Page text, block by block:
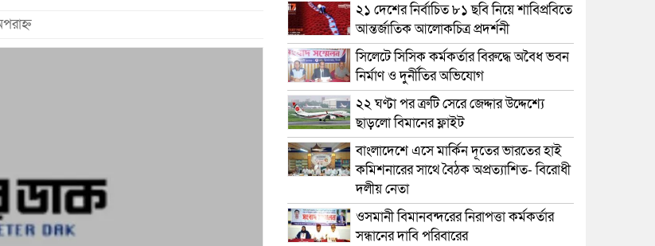
২১ দেশের নির্বাচিত ৮১ ছবি নিয়ে শাবিপ্রবিতে
আন্তর্জাতিক আলোকচিত্র প্রদর্শনী
সিলেটে সিসিক কর্মকর্তার বিরুদ্ধে অবৈধ ভবন
নির্মাণ ও দুর্নীতির অভিযোগ
২২ ঘণ্টা পর ত্রুটি সেরে জেদ্দার উদ্দেশ্যে
ছাড়লো বিমানের ফ্লাইট
বাংলাদেশে এসে মার্কিন দূতের ভারতের হাই
কমিশনারের সাথে বৈঠক অপ্রত্যাশিত- বিরোধী
দলীয় নেতা
ওসমানী বিমানবন্দরের নিরাপত্তা কর্মকর্তার
সন্ধানের দাবি পরিবারের